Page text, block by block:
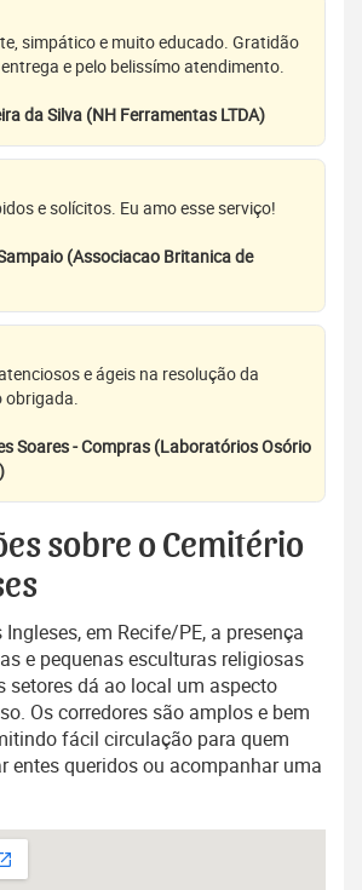
simpático e muito educado. Gratidão
e pelo belissímo atendimento.
da Silva (NH Ferramentas LTDA)
e solícitos. Eu amo esse serviço!
(Associacao Britanica de
e ágeis na resolução da
obrigada.
Soares - Compras (Laboratórios Osório
sobre o Cemitério
em Recife/PE, a presença
e pequenas esculturas religiosas
setores dá ao local um aspecto
Os corredores são amplos e bem
fácil circulação para quem
entes queridos ou acompanhar uma